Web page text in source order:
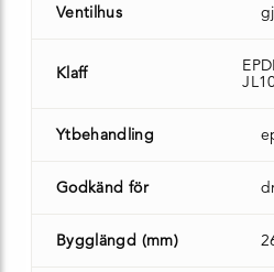
Ventilhus
Klaff
Ytbehandling
Godkänd för
Bygglängd (mm)